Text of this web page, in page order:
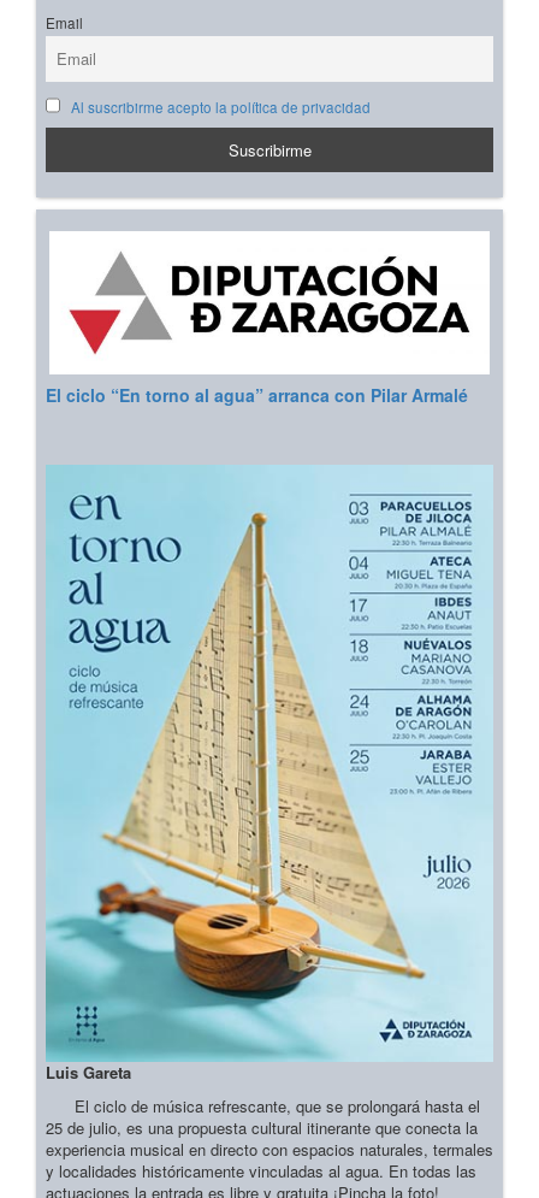
Email
Al suscribirme acepto la política de privacidad
El ciclo “En torno al agua” arranca con Pilar Armalé
Luis Gareta
El ciclo de música refrescante, que se prolongará hasta el
25 de julio, es una propuesta cultural itinerante que conecta la
experiencia musical en directo con espacios naturales, termales
y localidades históricamente vinculadas al agua. En todas las
actuaciones la entrada es libre y gratuita ¡Pincha la foto!